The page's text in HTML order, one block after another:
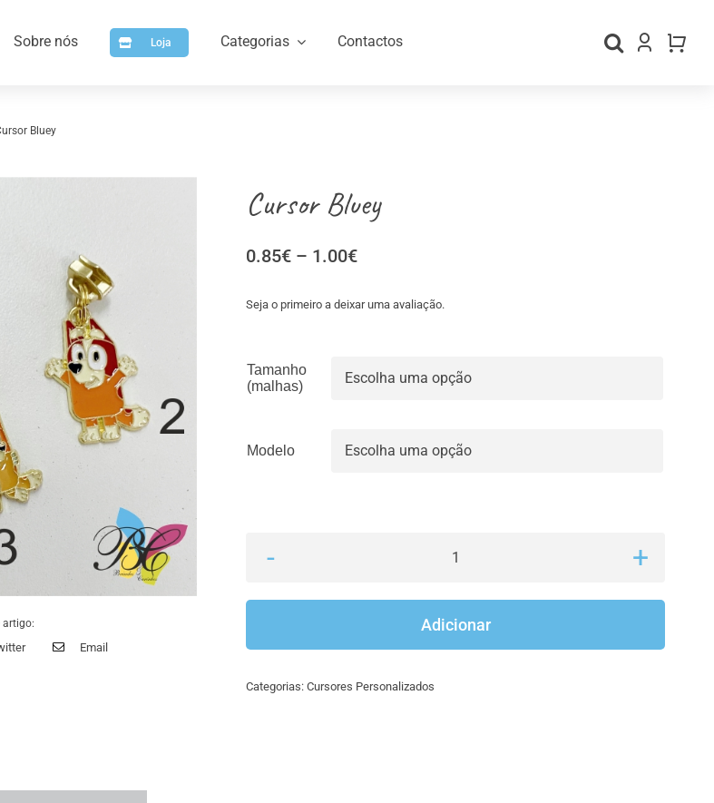
Sobre nós Loja Categorias
Artigos para Personalizar
Contactos
Bluey
artigo:
Email
Cursor Bluey
0.85€ – 1.00€Price
0.85€
Seja o primeiro a deixar uma avaliação.
Tamanho
(malhas)
Modelo
Quantidade
Cursor
Adicionar
Categorias: Cursores Personalizados